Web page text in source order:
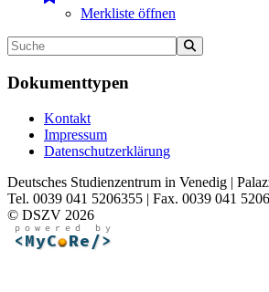
Merkliste öffnen
Dokumenttypen
Kontakt
Impressum
Datenschutzerklärung
Deutsches Studienzentrum in Venedig |
Tel. 0039 041 5206355 | Fax. 0039 041
© DSZV 2026